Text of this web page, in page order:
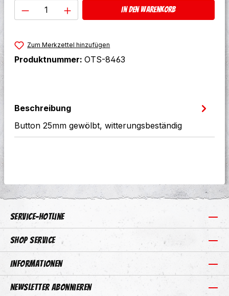
Produkt Anzahl: Gib den
In den Warenkorb
Zum Merkzettel hinzufügen
Produktnummer: OTS-8463
Beschreibung
Button 25mm gewölbt, witterungsbeständig
Service-Hotline
Shop Service
Informationen
Newsletter abonnieren